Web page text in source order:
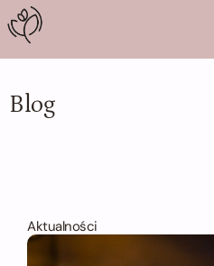
Blog
Aktualności